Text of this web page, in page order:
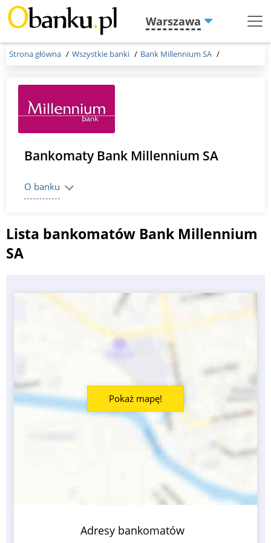
Warszawa
Menu
Strona główna Wszystkie banki Bank Millennium SA
Bankomaty Bank Millennium SA
O banku
Lista bankomatów Bank Millennium
SA
Adresy bankomatów
Pokaż mapę!